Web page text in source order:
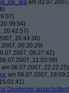
am
20:42:57)
20:44:36)
00:20:29)
09:27:42)
21:03:58)
am 06.07.2007, 22:22:25)
am 08.07.2007,
Dividende